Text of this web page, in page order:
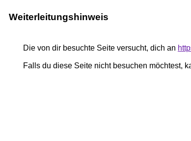
Weiterleitungshinweis
Die von dir besuchte Seite versucht, dich an
Falls du diese Seite nicht besuchen möchtest,